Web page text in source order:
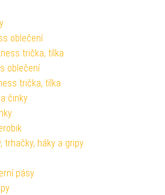
oblečení
trička, tílka
oblečení
trička, tílka
činky
trhačky, háky a gripy
pásy